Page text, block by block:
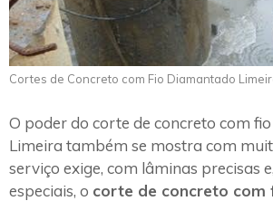
Cortes de Concreto com Fio Diamantado
O poder do corte de concreto com
Limeira também se mostra com
serviço exige, com lâminas precisas
especiais, o corte de concreto